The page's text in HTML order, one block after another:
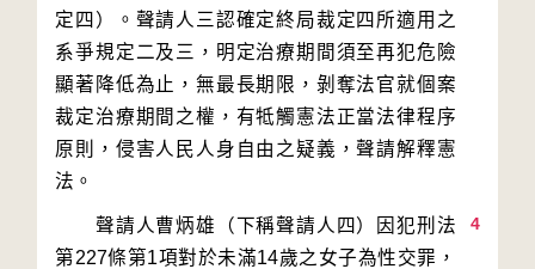
定四）。聲請人三認確定終局裁定四所適用之
系爭規定二及三，明定治療期間須至再犯危險
顯著降低為止，無最長期限，剝奪法官就個案
裁定治療期間之權，有牴觸憲法正當法律程序
原則，侵害人民人身自由之疑義，聲請解釋憲
4
聲請人曹炳雄（下稱聲請人四）因犯刑法
第227條第1項對於未滿14歲之女子為性交罪，